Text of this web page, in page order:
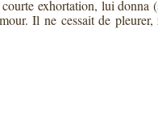
exhortation, lui donna
Il ne cessait de pleurer,